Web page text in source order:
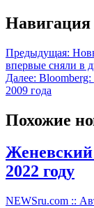
Навигация
Предыдущая:
впервые сняли
Далее: Bloomberg:
2009 года
Похожие
Женевский
2022 году
NEWSru.com ::